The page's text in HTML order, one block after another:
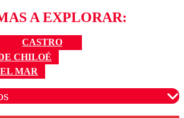
A EXPLORAR:
CASTRO
CHILOÉ
MAR